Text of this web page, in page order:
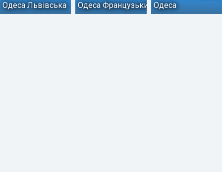
Одеса Львівська
Одеса Французький бульвар
Одеса